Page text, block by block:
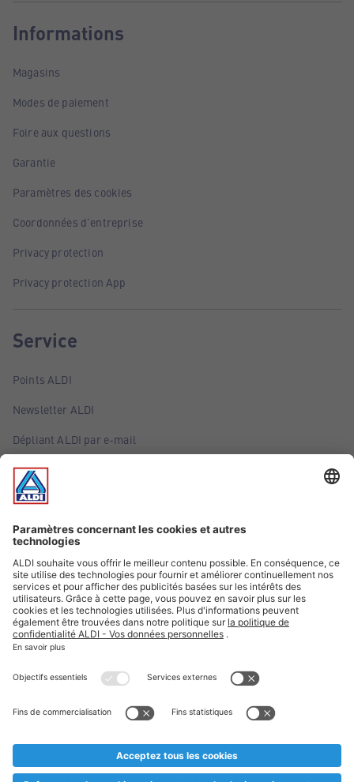
Informations
Magasins
Modes de paiement
Foire aux questions
Garantie
Paramètres des cookies
Coordonnées d'entreprise
Privacy protection
Privacy protection App
Service
Points ALDI
Newsletter ALDI
Dépliant ALDI par e-mail
Offres
Infos essentielles
Suivez ALDI Belgique
Textes marqués d'un astérisque et mentions légales
* Nous vendons ces articles temporairement et jusqu'à
au cas où, malgré le planning bien étudié, nous serions
prématurément en rupture de stock. Prix Recupel et TVA incl.
** Sur ce site, l’utilisation de la forme masculine a été adoptée